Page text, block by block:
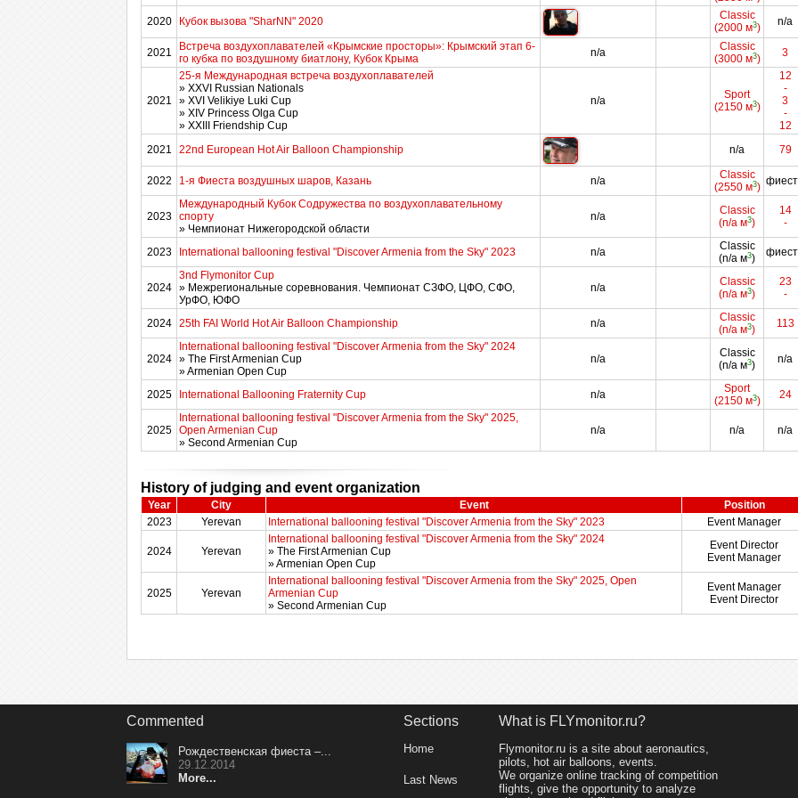
2020
Кубок вызова "SharNN" 2020
Classic
(2000 м3) n/a
2021
Встреча воздухоплавателей «Крымские просторы»: Крымский этап 6-
го кубка по воздушному биатлону, Кубок Крыма
n/a
Classic
(3000 м3) 3
2021
25-я Международная встреча воздухоплавателей
» XXVI Russian Nationals
» XVI Velikiye Luki Cup
» XIV Princess Olga Cup
» XXIII Friendship Cup
n/a
Sport
(2150 м3)
12
-
3
-
12
2021
22nd European Hot Air Balloon Championship n/a 79
2022 1-я Фиеста воздушных шаров, Казань n/a
Classic
(2550 м3)
2023
Международный Кубок Содружества по воздухоплавательному
спорту
» Чемпионат Нижегородской области
n/a
Classic
(n/a м3)
14
-
2023 International ballooning festival "Discover Armenia from the Sky" 2023 n/a
Classic
(n/a м3)
2024
3nd Flymonitor Cup
» Межрегиональные соревнования. Чемпионат СЗФО, ЦФО, СФО,
УрФО, ЮФО
n/a
Classic
(n/a м3)
23
-
2024 25th FAI World Hot Air Balloon Championship n/a
Classic
(n/a м3) 113
2024
International ballooning festival "Discover Armenia from the Sky" 2024
» The First Armenian Cup
» Armenian Open Cup
n/a
Classic
(n/a м3) n/a
2025 International Ballooning Fraternity Cup n/a
Sport
(2150 м3) 24
2025
International ballooning festival "Discover Armenia from the Sky" 2025,
Open Armenian Cup
» Second Armenian Cup
n/a n/a n/a
History of judging and event organization
Year City Event
Position
2023
Yerevan International ballooning festival "Discover Armenia from the Sky" 2023 Event Manager
2024 Yerevan
International ballooning festival "Discover Armenia from the Sky" 2024
» The First Armenian Cup
» Armenian Open Cup
Event Director
Event Manager
2025 Yerevan
International ballooning festival "Discover Armenia from the Sky" 2025, Open
Armenian Cup
» Second Armenian Cup
Event Manager
Event Director
Commented
Рождественская фиеста –...
29.12.2014
More...
Sections
Home
Last News
What is FLYmonitor.ru?
Flymonitor.ru is a site about aeronautics,
pilots, hot air balloons, events.
We organize online tracking of competition
flights, give the opportunity to analyze